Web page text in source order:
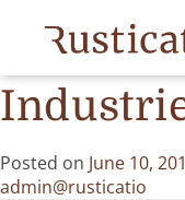
Month:
Posted on June 10,
admin@rusticatio